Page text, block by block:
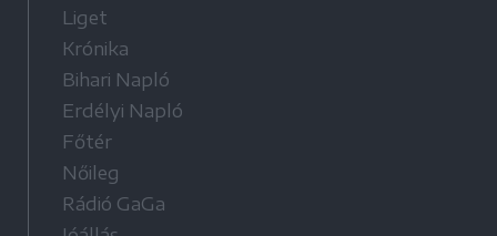
Liget
Krónika
Bihari Napló
Erdélyi Napló
Főtér
Nőileg
Rádió GaGa